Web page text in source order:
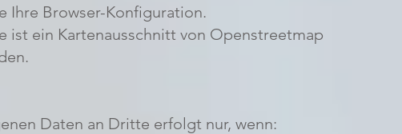
Ihre Browser-Konfiguration.
ist ein Kartenausschnitt von Openstreetmap
Daten an Dritte erfolgt nur, wenn: